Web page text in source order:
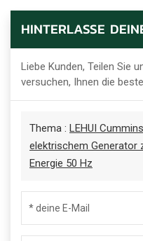
HINTERLASSE
Liebe Kunden, Teilen Sie
versuchen, Ihnen die
Thema : LEHUI
elektrischem Generator
Energie 50 Hz